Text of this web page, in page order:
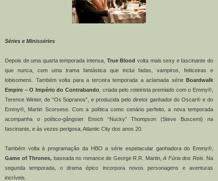
Séries e Minisséries
Depois de uma quarta temporada intensa, True Blood volta mais sexy e fascinante do
que nunca, com uma trama fantástica que inclui fadas, vampiros, feiticeiras e
lobisomens. Também volta para a terceira temporada a aclamada série Boardwalk
Empire – O Império do Contrabando, criada pelo roteirista premiado com o Emmy®,
Terence Winter, de “Os Sopranos”, e produzida pelo diretor ganhador do Oscar® e do
Emmy®, Martin Scorsese. Com a política como cenário perfeito, a nova temporada
acompanha o político-gângster Enoch “Nucky” Thompson (Steve Buscemi) na
fascinante, e às vezes perigosa, Atlantic City dos anos 20.
Também volta à programação da HBO a série espetacular ganhadora do Emmy®,
Game of Thrones, baseada no romance de George R.R. Martin, A Fúria dos Reis . Na
segunda temporada, o drama épico incorpora novos personagens e aventuras
incríveis.